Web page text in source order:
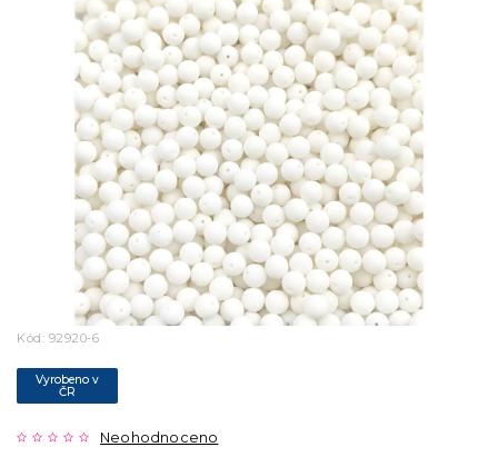
Kód: 92920-6
Vyrobeno v
ČR
Neohodnoceno